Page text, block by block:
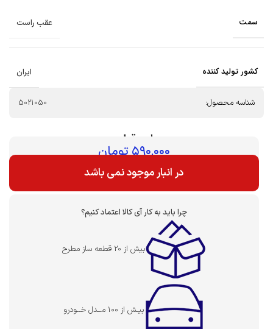
سمت عقب راست
کشور تولید کننده ایران
شناسه محصول: 5021050
بهای قطعه :
۵۹۰,۰۰۰تومان
در انبار موجود نمی باشد
چرا باید به کار آی کالا اعتماد کنیم؟
بیش از 20 قطعه ساز مطرح
بیـش از 100 مــدل خــودرو